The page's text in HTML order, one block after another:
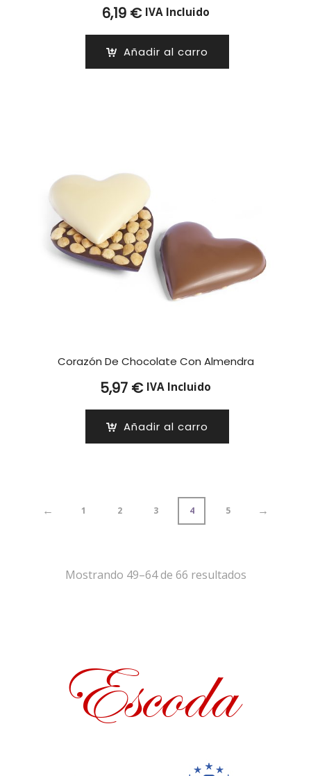
6,19 € IVA Incluido
Añadir al carro
Corazón De Chocolate Con Almendra
5,97 € IVA Incluido
Añadir al carro
← 1 2 3 4 5 →
Mostrando 49–64 de 66 resultados